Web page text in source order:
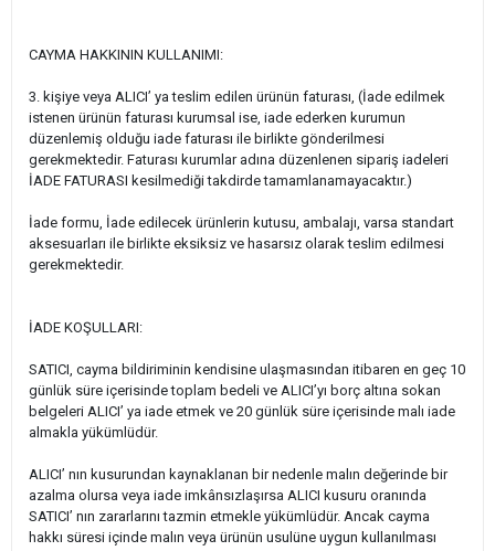
CAYMA HAKKININ KULLANIMI:
3. kişiye veya ALICI’ ya teslim edilen ürünün faturası, (İade edilmek
istenen ürünün faturası kurumsal ise, iade ederken kurumun
düzenlemiş olduğu iade faturası ile birlikte gönderilmesi
gerekmektedir. Faturası kurumlar adına düzenlenen sipariş iadeleri
İADE FATURASI kesilmediği takdirde tamamlanamayacaktır.)
İade formu, İade edilecek ürünlerin kutusu, ambalajı, varsa standart
aksesuarları ile birlikte eksiksiz ve hasarsız olarak teslim edilmesi
gerekmektedir.
İADE KOŞULLARI:
SATICI, cayma bildiriminin kendisine ulaşmasından itibaren en geç 10
günlük süre içerisinde toplam bedeli ve ALICI’yı borç altına sokan
belgeleri ALICI’ ya iade etmek ve 20 günlük süre içerisinde malı iade
almakla yükümlüdür.
ALICI’ nın kusurundan kaynaklanan bir nedenle malın değerinde bir
azalma olursa veya iade imkânsızlaşırsa ALICI kusuru oranında
SATICI’ nın zararlarını tazmin etmekle yükümlüdür. Ancak cayma
hakkı süresi içinde malın veya ürünün usulüne uygun kullanılması